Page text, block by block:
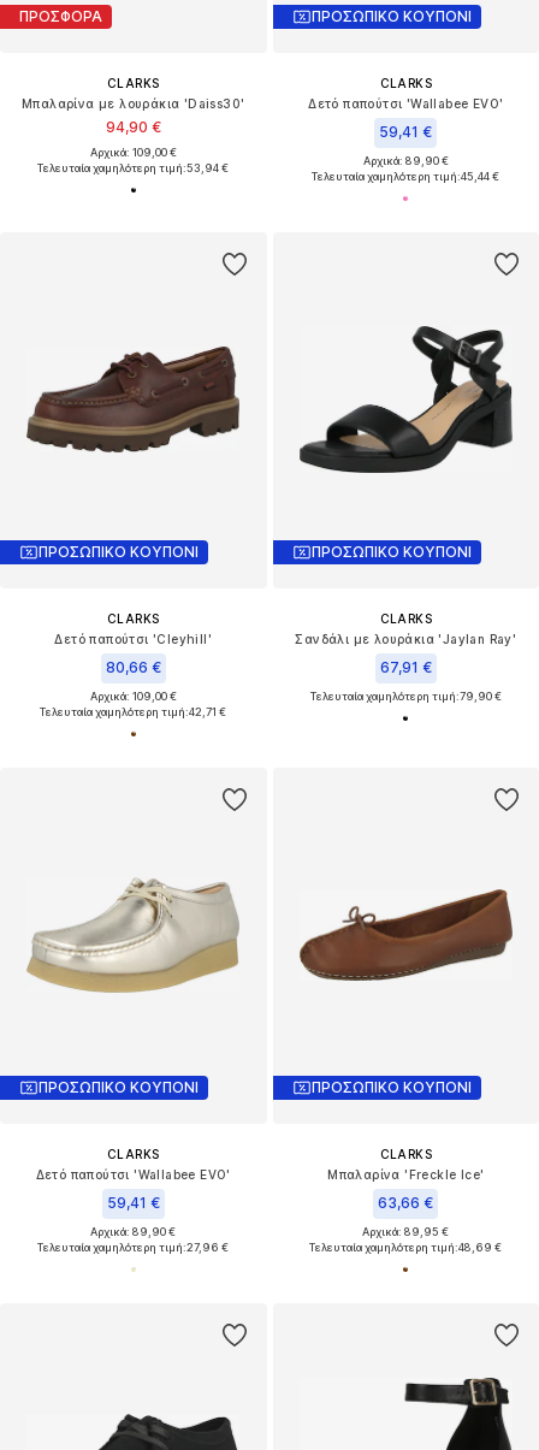
ΠΡΟΣΦΟΡΑ
CLARKS
Μπαλαρίνα με λουράκια 'Daiss30'
94,90 €
Αρχικά: 109,00 €
Τελευταία χαμηλότερη τιμή:53,94 €
ΠΡΟΣΩΠΙΚΟ ΚΟΥΠΟΝΙ
CLARKS
Δετό παπούτσι 'Wallabee EVO'
59,41 €
Αρχικά: 89,90 €
Τελευταία χαμηλότερη τιμή:45,44 €
ΠΡΟΣΩΠΙΚΟ ΚΟΥΠΟΝΙ
CLARKS
Δετό παπούτσι 'Cleyhill'
80,66 €
Αρχικά: 109,00 €
Τελευταία χαμηλότερη τιμή:42,71 €
ΠΡΟΣΩΠΙΚΟ ΚΟΥΠΟΝΙ
CLARKS
Σανδάλι με λουράκια 'Jaylan Ray'
67,91 €
Τελευταία χαμηλότερη τιμή:79,90 €
ΠΡΟΣΩΠΙΚΟ ΚΟΥΠΟΝΙ
CLARKS
Δετό παπούτσι 'Wallabee EVO'
59,41 €
Αρχικά: 89,90 €
Τελευταία χαμηλότερη τιμή:27,96 €
ΠΡΟΣΩΠΙΚΟ ΚΟΥΠΟΝΙ
CLARKS
Μπαλαρίνα 'Freckle Ice'
63,66 €
Αρχικά: 89,95 €
Τελευταία χαμηλότερη τιμή:48,69 €